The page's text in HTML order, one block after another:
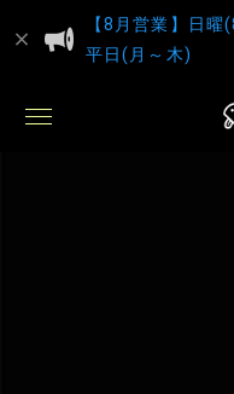
【8月営業】日
平日(月～木)